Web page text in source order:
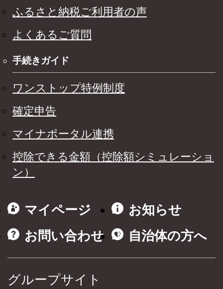
ふるさと納税ご利用者の声
よくあるご質問
手続きガイド
ワンストップ特例制度
確定申告
マイナポータル連携
控除できる金額（控除額シミュレーショ
ン）
マイページ
お知らせ
お問い合わせ
自治体の方へ
グループサイト